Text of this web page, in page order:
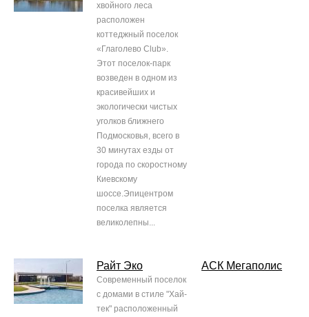
хвойного леса
расположен
коттеджный поселок
«Глаголево Club».
Этот поселок-парк
возведен в одном из
красивейших и
экологически чистых
уголков ближнего
Подмосковья, всего в
30 минутах езды от
города по скоростному
Киевскому
шоссе.Эпицентром
поселка является
великолепны...
Райт Эко
Современный поселок
с домами в стиле "Хай-
тек" расположенный
АСК Мегаполис